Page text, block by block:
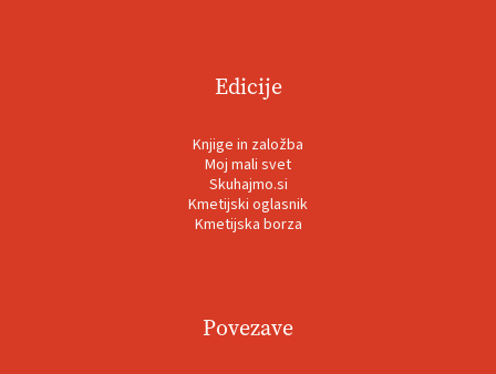
Edicije
Knjige in založba
Moj mali svet
Skuhajmo.si
Kmetijski oglasnik
Kmetijska borza
Povezave